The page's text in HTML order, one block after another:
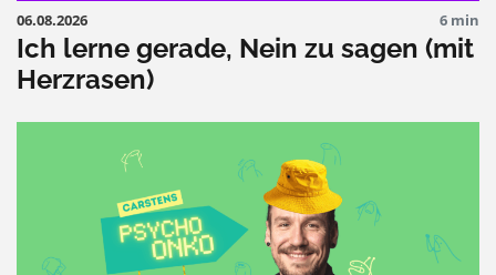
06.08.2026 6 min
Ich lerne gerade, Nein zu sagen (mit
Herzrasen)